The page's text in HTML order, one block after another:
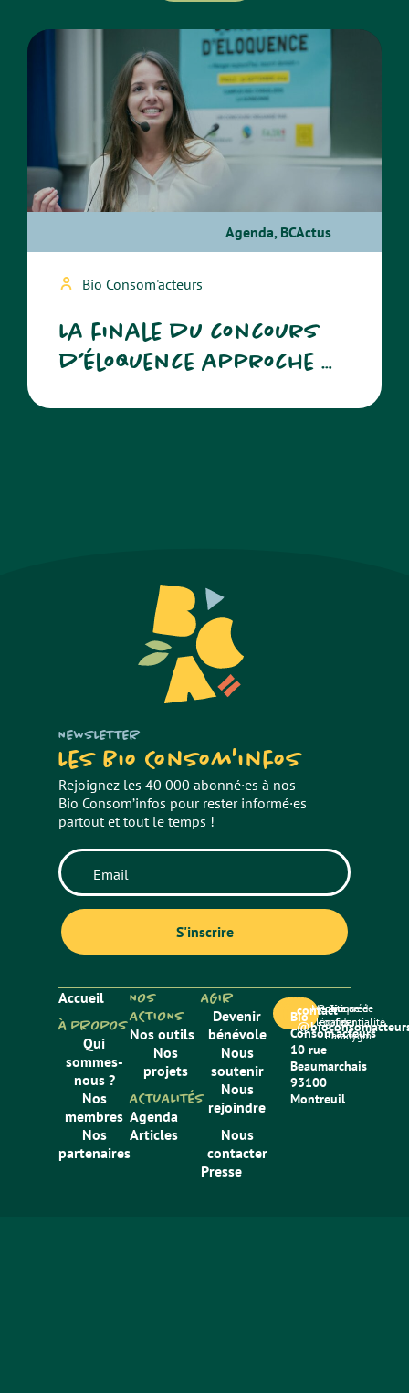
Agenda, BCActus
Bio Consom'acteurs
La finale du concours
d’éloquence approche …
NEWSLETTER
Les Bio Consom'infos
Rejoignez les 40 000 abonné·es à nos
Bio Consom’infos pour rester informé·es
partout et tout le temps !
Accueil
À PROPOS
Qui
sommes-
nous ?
Nos
membres
Nos
partenaires
NOS
ACTIONS
Nos outils
Nos
projets
ACTUALITÉS
Agenda
Articles
AGIR
Devenir
bénévole
Nous
soutenir
Nous
rejoindre
Nous
contacter
Presse
Bio
Consom’acteurs
10 rue
Beaumarchais
93100
Montreuil
contact
Mentions
légales
Politique de
confidentialité
Site créé
par
Paradygm